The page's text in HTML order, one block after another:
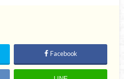
Facebook